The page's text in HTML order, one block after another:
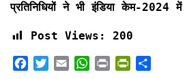
प्रतिनिधियों ने भी इंडिया केम-2024
Post Views: 200